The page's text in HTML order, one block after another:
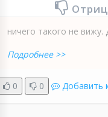
ничего такого не
Подробнее >>
0 0 Добавить